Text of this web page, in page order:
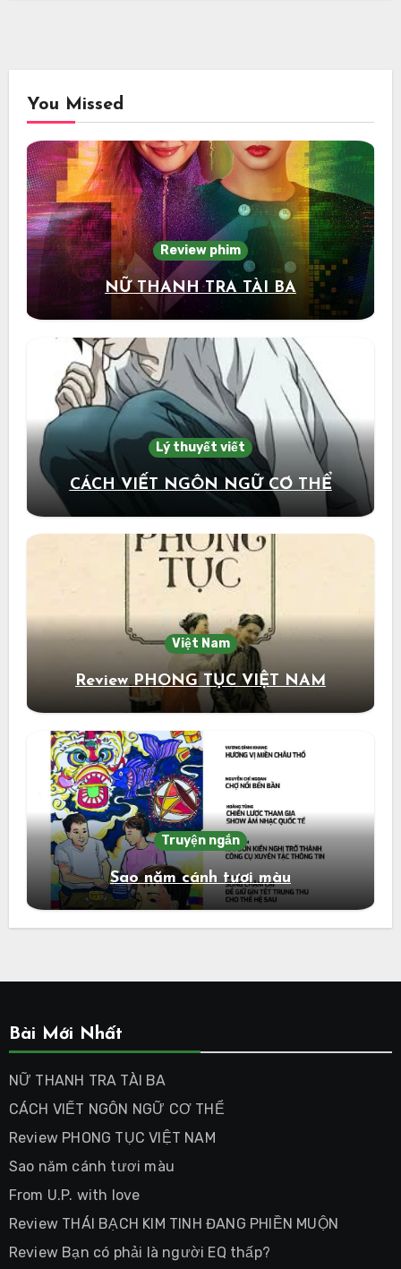
You Missed
Review phim
NỮ THANH TRA TÀI BA
Lý thuyết viết
CÁCH VIẾT NGÔN NGỮ CƠ THỂ
Việt Nam
Review PHONG TỤC VIỆT NAM
Truyện ngắn
Sao năm cánh tươi màu
Bài Mới Nhất
NỮ THANH TRA TÀI BA
CÁCH VIẾT NGÔN NGỮ CƠ THỂ
Review PHONG TỤC VIỆT NAM
Sao năm cánh tươi màu
From U.P. with love
Review THÁI BẠCH KIM TINH ĐANG PHIỀN MUỘN
Review Bạn có phải là người EQ thấp?